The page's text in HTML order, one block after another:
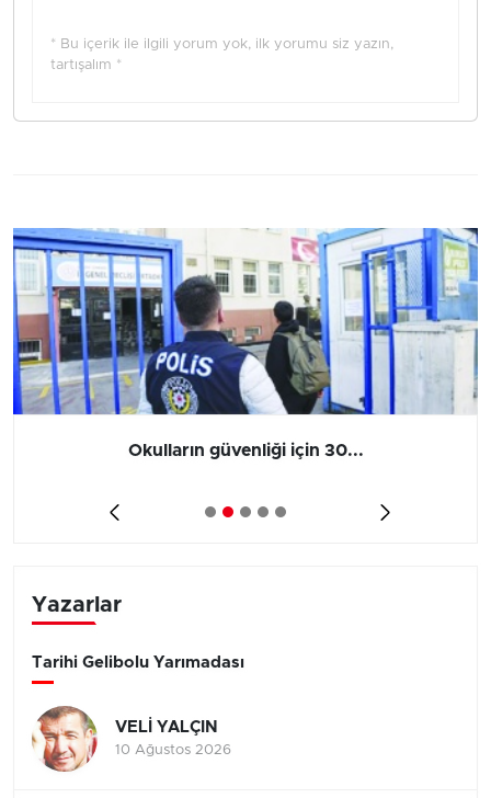
* Bu içerik ile ilgili yorum yok, ilk yorumu siz yazın,
tartışalım *
Okulların güvenliği için 30...
Yazarlar
Tarihi Gelibolu Yarımadası
VELİ YALÇIN
10 Ağustos 2026